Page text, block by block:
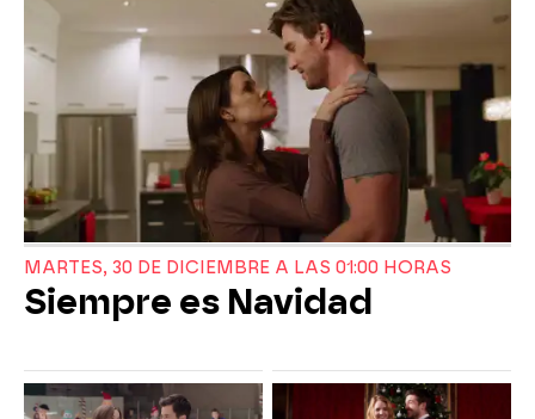
MARTES, 30 DE DICIEMBRE A LAS 01:00 HORAS
Siempre es Navidad